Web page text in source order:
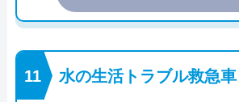
水の生活トラブル救急車